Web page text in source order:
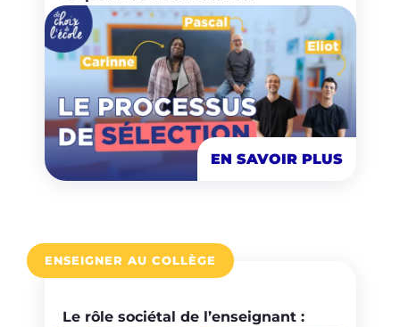
EN SAVOIR PLUS
ENSEIGNER AU COLLÈGE
Le rôle sociétal de l’enseignant :